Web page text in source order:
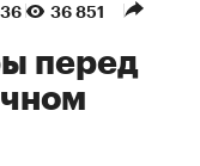
36 851
перед